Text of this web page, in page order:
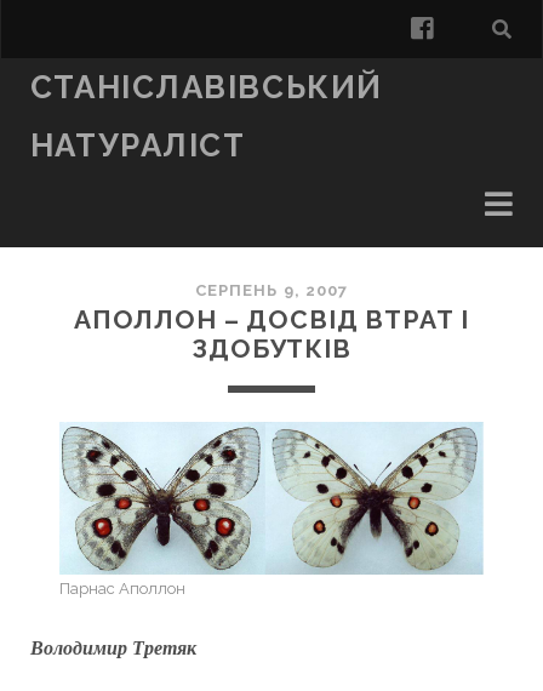
facebook
СТАНІСЛАВІВСЬКИЙ
НАТУРАЛІСТ
СЕРПЕНЬ 9, 2007
АПОЛЛОН – ДОСВІД ВТРАТ І
ЗДОБУТКІВ
Парнас Аполлон
Володимир Третяк